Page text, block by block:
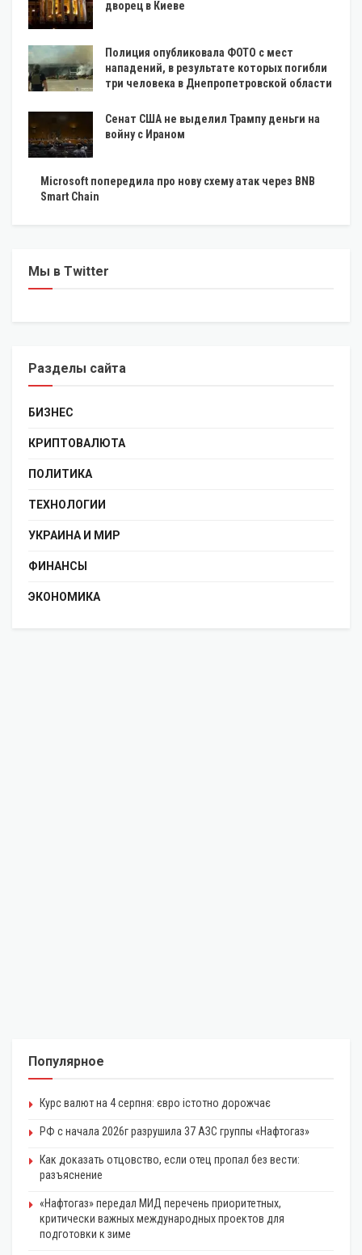
дворец в Киеве
Полиция опубликовала ФОТО с мест
нападений, в результате которых погибли
три человека в Днепропетровской области
Сенат США не выделил Трампу деньги на
войну с Ираном
Microsoft попередила про нову схему атак через BNB
Smart Chain
Мы в Twitter
Разделы сайта
БИЗНЕС
КРИПТОВАЛЮТА
ПОЛИТИКА
ТЕХНОЛОГИИ
УКРАИНА И МИР
ФИНАНСЫ
ЭКОНОМИКА
Популярное
Курс валют на 4 серпня: євро істотно дорожчає
РФ с начала 2026г разрушила 37 АЗС группы «Нафтогаз»
Как доказать отцовство, если отец пропал без вести:
разъяснение
«Нафтогаз» передал МИД перечень приоритетных,
критически важных международных проектов для
подготовки к зиме